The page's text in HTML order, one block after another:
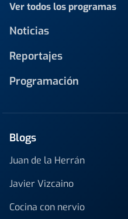
Ver todos los programas
Noticias
Reportajes
Programación
Blogs
Juan de la Herrán
Javier Vizcaino
Cocina con nervio